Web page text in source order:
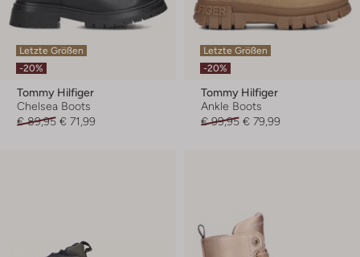
Letzte Größen
-20%
Tommy Hilfiger
Chelsea Boots
€ 89,95 € 71,99
Letzte Größen
-20%
Tommy Hilfiger
Ankle Boots
€ 99,95 € 79,99